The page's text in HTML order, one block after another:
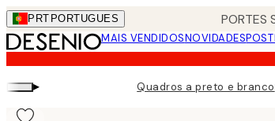
Skip
to
main
content.
PRT PORTUGUES PORTES
MAIS VENDIDOSNOVIDADES
▸ Quadros a preto e branco